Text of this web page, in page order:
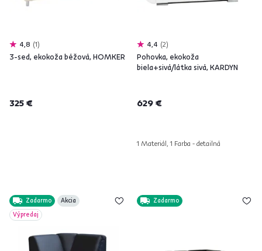
4,8 1
3-sed, ekokoža béžová, HOMKER
325 €
4,4 2
Pohovka, ekokoža
biela+sivá/látka sivá, KARDYN
629 €
1 Materiál, 1 Farba - detailná
Zadarmo
Akcia
Výpredaj
Zadarmo